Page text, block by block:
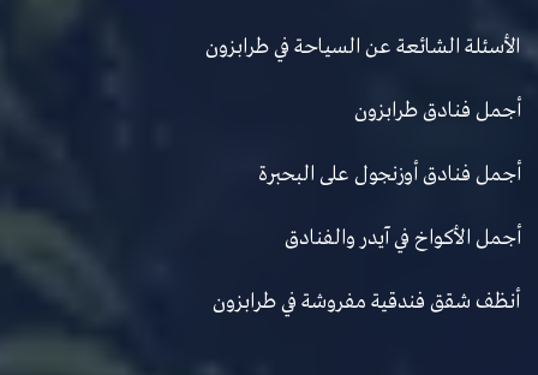
الأسئلة الشائعة عن السياحة في طرابزون
أجمل فنادق طرابزون
أجمل فنادق أوزنجول على البحبرة
أجمل الأكواخ في آيدر والفنادق
أنظف شقق فندقية مفروشة في طرابزون